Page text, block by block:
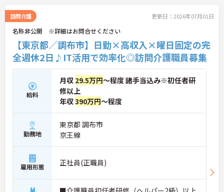
詳細をお話ししますのでお気軽にご相談ください！
訪問介護 更新日：2026年07月01日
名称非公開 ※詳細はお問合せください
【東京都／調布市】日勤×高収入×曜日固定の完
全週休2日♪IT活用で効率化◎訪問介護職員募集
給料
月収 29.5万円～程度 諸手当込み※初任者研
修以上
年収390万円～程度
勤務地
東京都 調布市
京王線
雇用形態 正社員(正職員)